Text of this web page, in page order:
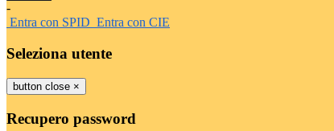
-
Entra con SPID Entra con CIE
Seleziona utente
button close ×
Recupero password